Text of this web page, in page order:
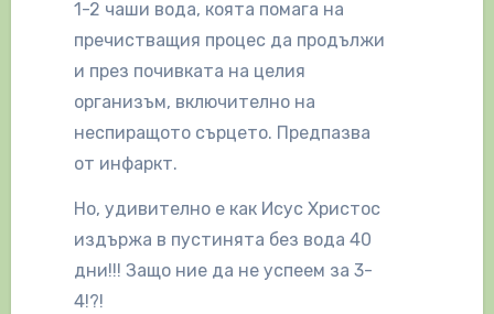
1-2 чаши вода, коята помага на
пречистващия процес да продължи
и през почивката на целия
организъм, включително на
неспиращото сърцето. Предпазва
от инфаркт.
Но, удивително е как Исус Христос
издържа в пустинята без вода 40
дни!!! Защо ние да не успеем за 3-
4!?!